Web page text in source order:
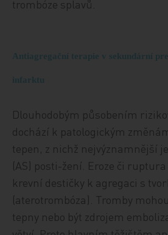
trombóze splavů.
Antiagregační terapie v sekundární
infarktu
Dlouhodobým působením
dochází k patologickým
tepen, z nichž nejvýznamnější
(AS) posti-žení. Eroze či
krevní destičky k agregaci s
(aterotrombóza). Tromby
tepny nebo být zdrojem